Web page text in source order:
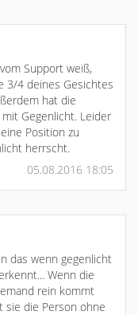
Support weiß,
3/4 deines Gesichtes
hat die
Gegenlicht. Leider
Position zu
herrscht.
05.08.2016 18:05
das wenn gegenlicht
Wenn die
rein kommt
sie die Person ohne